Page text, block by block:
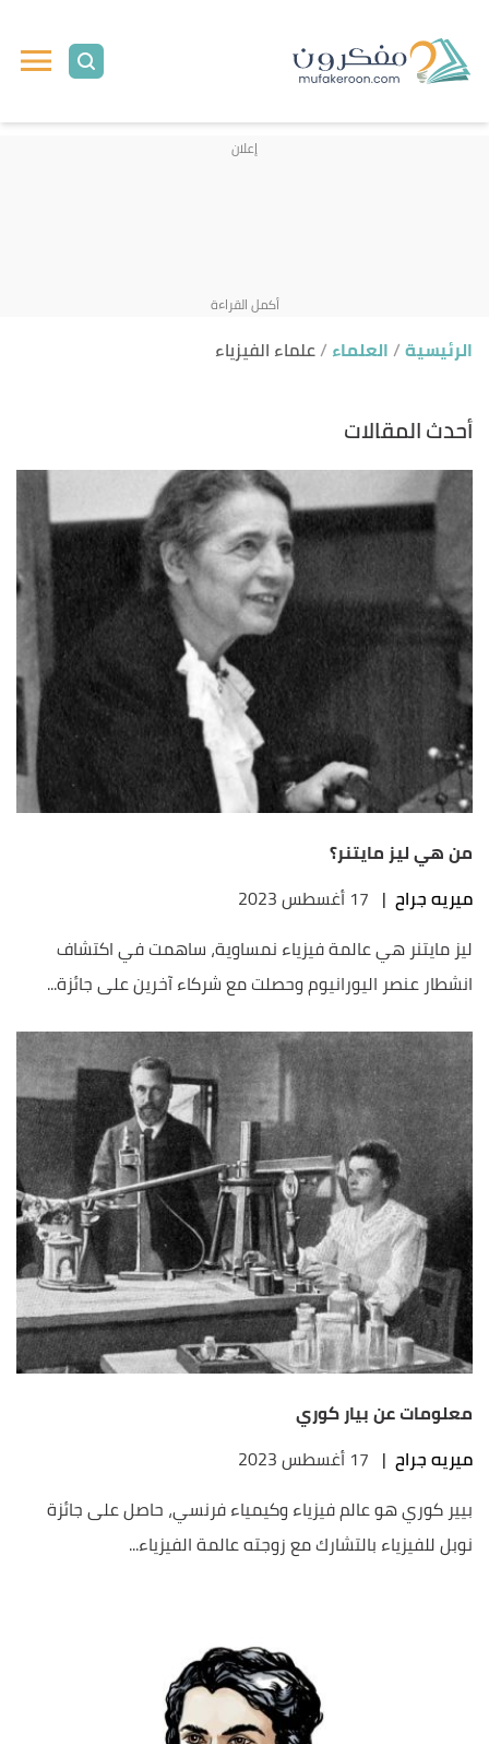
الرئيسية العلماء علماء الفيزياء
أحدث المقالات
من هي ليز مايتنر؟
ميريه جراح | 17 أغسطس 2023
ليز مايتنر هي عالمة فيزياء نمساوية، ساهمت في اكتشاف
انشطار عنصر اليورانيوم وحصلت مع شركاء آخرين على جائزة...
معلومات عن بيار كوري
ميريه جراح | 17 أغسطس 2023
بيير كوري هو عالم فيزياء وكيمياء فرنسي، حاصل على جائزة
نوبل للفيزياء بالتشارك مع زوجته عالمة الفيزياء...